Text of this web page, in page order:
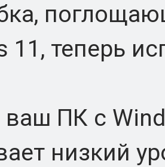
11, теперь
ПК с
низкий